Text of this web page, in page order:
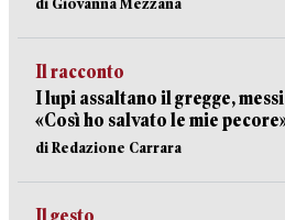
Il racconto
I lupi assaltano il gregge,
«Così ho salvato le mie
di Redazione Carrara